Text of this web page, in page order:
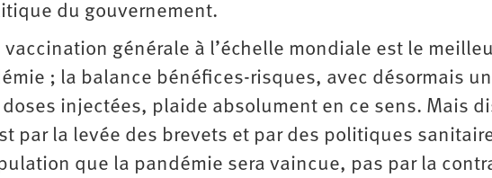
du gouvernement.
vaccination générale à l’échelle mondiale est le
; la balance bénéfices-risques, avec désormais
injectées, plaide absolument en ce sens. Mais
par la levée des brevets et par des politiques
que la pandémie sera vaincue, pas par la